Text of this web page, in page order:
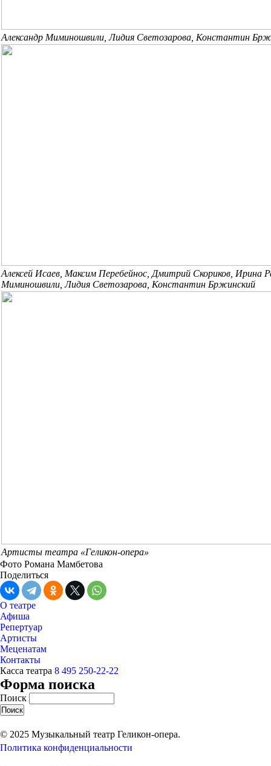
Александр Миминошвили, Лидия Светозарова, Константин
Алексей Исаев, Максим Перебейнос, Дмитрий Скориков, Ирина
Миминошвили, Лидия Светозарова, Константин Бржинский
Артисты театра «Геликон-опера»
Фото Романа Мамбетова
Поделиться
О театре
Афиша
Репертуар
Артисты
Меценатам
Контакты
Касса театра 8 495 250-22-22
Форма поиска
Поиск
© 2025 Музыкальный театр Геликон-опера.
Политика конфиденциальности